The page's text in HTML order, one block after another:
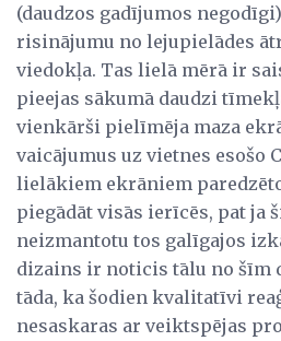
(daudzos gadījumos
risinājumu no lejupielādes
viedokļa. Tas lielā mērā ir
pieejas sākumā daudzi
vienkārši pielīmēja maza
vaicājumus uz vietnes esošo
lielākiem ekrāniem
piegādāt visās ierīcēs, pat ja
neizmantotu tos galīgajos
dizains ir noticis tālu no šīm
tāda, ka šodien kvalitatīvi
nesaskaras ar veiktspējas